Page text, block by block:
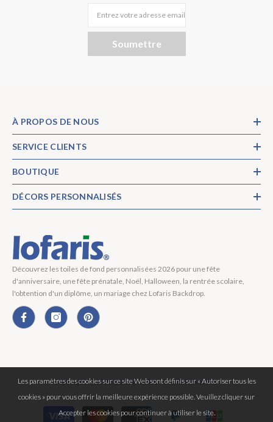
Entrez votre adresse email
Soumettre
À PROPOS DE NOUS
SERVICE CLIENTS
BOUTIQUE
DÉCORS PERSONNALISÉS
Découvrez les toiles de fond personnalisées 2026 pour une fête
d'anniversaire, une fête prénatale, Noël, Halloween, la rentrée scolaire,
l'obtention d'un diplôme, un mariage chez Lofaris Backdrop.
Copyright © 2026 Lofaris® Tous Droits Réservés.
Moyens
Les paramètres des cookies sur ce site Web sont définis sur « Autoriser tous les
cookies » pour vous offrir la meilleure expérience possible. Veuillez cliquer sur
Accepter les cookies pour continuer à utiliser le site.